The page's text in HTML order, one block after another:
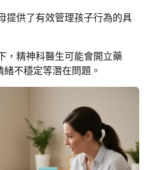
提供了有效管理孩子行為的具
，精神科醫生可能會開立藥
不穩定等潛在問題。